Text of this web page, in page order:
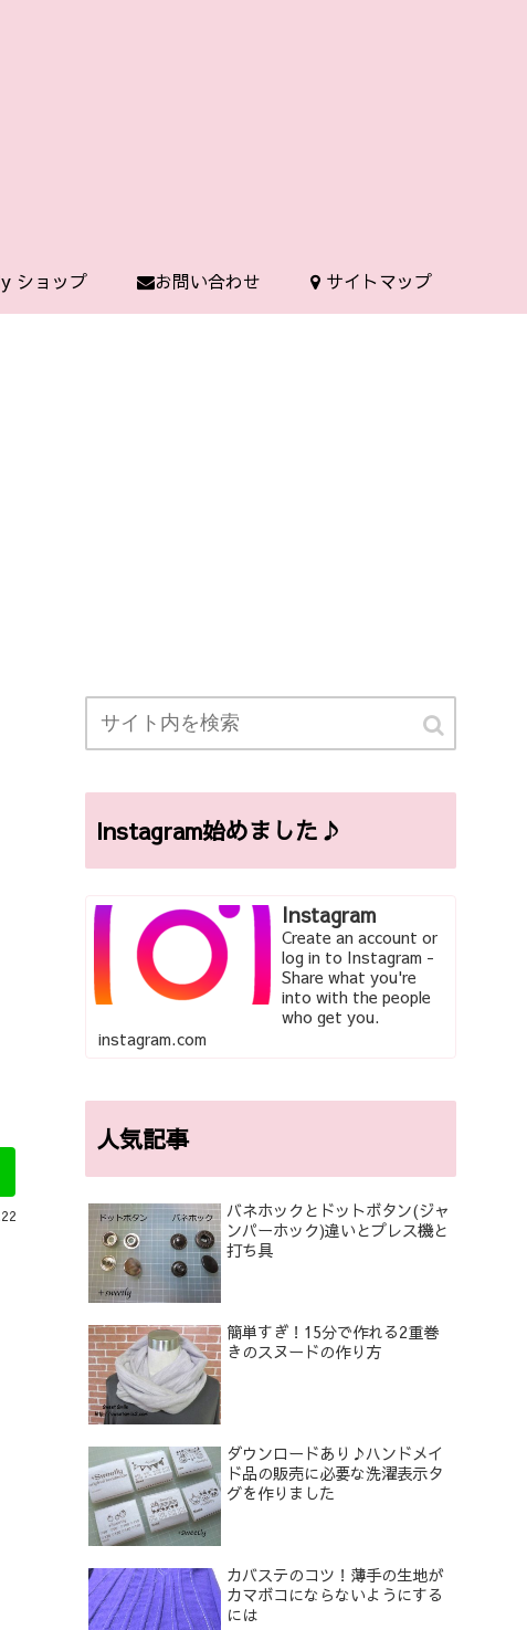
ショップ お問い合わせ サイトマップ
Instagram始めました♪
Instagram
Create an account or
log in to Instagram -
Share what you're
into with the people
who get you.
instagram.com
人気記事
バネホックとドットボタン(ジャ
ンパーホック)違いとプレス機と
打ち具
簡単すぎ！15分で作れる2重巻
きのスヌードの作り方
ダウンロードあり♪ハンドメイ
ド品の販売に必要な洗濯表示タ
グを作りました
カバステのコツ！薄手の生地が
カマボコにならないようにする
には